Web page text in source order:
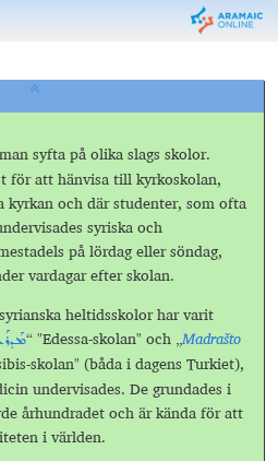
syfta på olika slags skolor.
för att hänvisa till kyrkoskolan,
kyrkan och där studenter, som ofta
syriska och
på lördag eller söndag,
vardagar efter skolan.
heltidsskolor har varit
“ "Edessa-skolan" och „Madrašto
skolan" (båda i dagens Turkiet),
undervisades. De grundades i
århundradet och är kända för att
i världen.